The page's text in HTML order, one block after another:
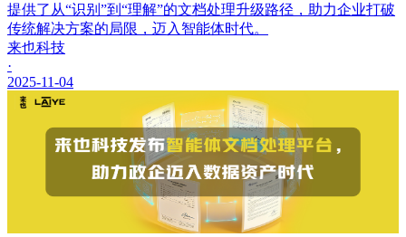
提供了从“识别”到“理解”的文档处理升级路径，助力企业打破
传统解决方案的局限，迈入智能体时代。
来也科技
·
2025-11-04